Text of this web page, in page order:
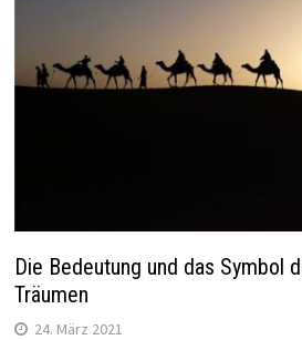
Die Bedeutung und das Symbol
Träumen
24. März 2021